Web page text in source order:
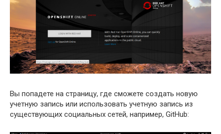
Вы попадете на страницу, где сможете создать новую
учетную запись или использовать учетную запись из
существующих социальных сетей, например, GitHub: